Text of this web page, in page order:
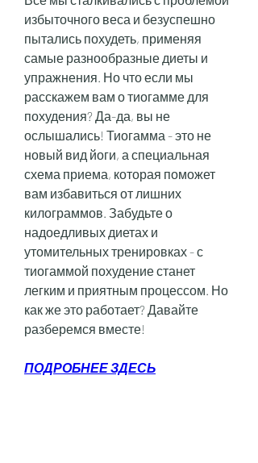
избыточного веса и безуспешно
пытались похудеть, применяя
самые разнообразные диеты и
упражнения. Но что если мы
расскажем вам о тиогамме для
похудения? Да-да, вы не
ослышались! Тиогамма - это не
новый вид йоги, а специальная
схема приема, которая поможет
вам избавиться от лишних
килограммов. Забудьте о
надоедливых диетах и
утомительных тренировках - с
тиогаммой похудение станет
легким и приятным процессом. Но
как же это работает? Давайте
разберемся вместе!
ПОДРОБНЕЕ ЗДЕСЬ